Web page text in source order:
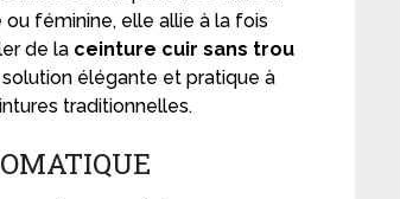
féminine, elle allie à la fois
de la ceinture cuir sans trou
élégante et pratique à
traditionnelles.